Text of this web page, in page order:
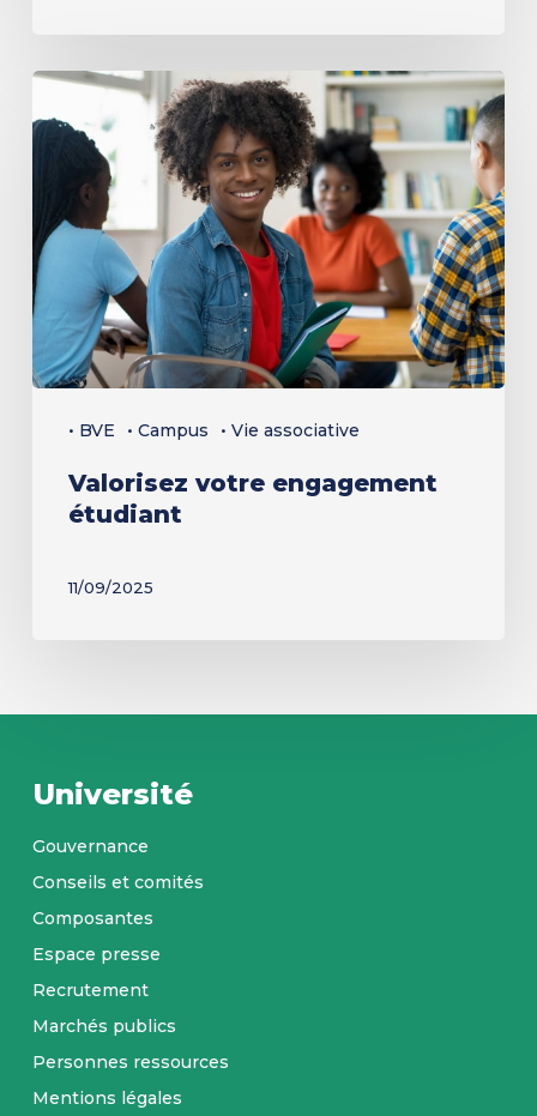
• BVE • Campus • Vie associative
Valorisez
votre
engagement
étudiant
Valorisez votre engagement
étudiant
11/09/2025
Université
Gouvernance
Conseils et comités
Composantes
Espace presse
Recrutement
Marchés publics
Personnes ressources
Mentions légales